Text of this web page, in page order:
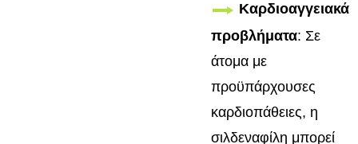
Καρδιοαγγειακά
προβλήματα: Σε
άτομα με
προϋπάρχουσες
καρδιοπάθειες, η
σιλδεναφίλη μπορεί